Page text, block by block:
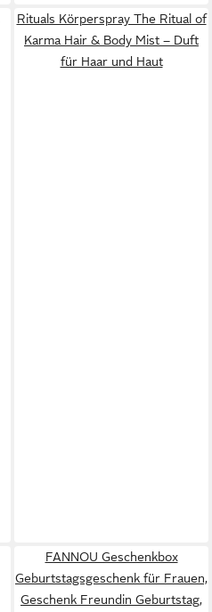
Rituals Körperspray The Ritual of
Karma Hair & Body Mist – Duft
für Haar und Haut
FANNOU Geschenkbox
Geburtstagsgeschenk für Frauen,
Geschenk Freundin Geburtstag,